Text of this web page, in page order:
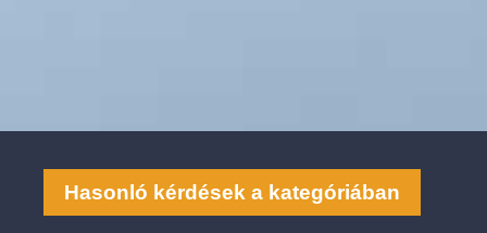
Hasonló kérdések a kategóriában